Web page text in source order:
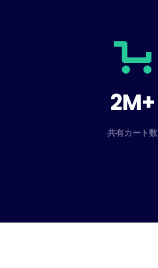
2M+
共有カート数